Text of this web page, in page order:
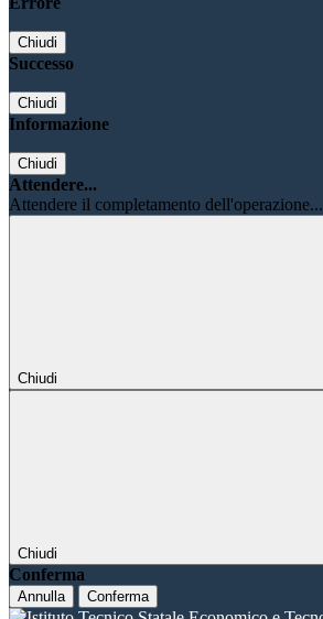
Chiudi
Successo
Chiudi
Informazione
Chiudi
Attendere...
Attendere il completamento dell'operazione...
Chiudi
Chiudi
Conferma
Annulla Conferma